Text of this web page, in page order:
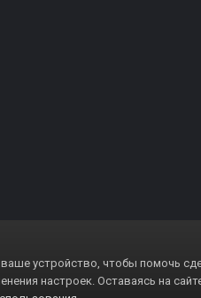
ваше устройство, чтобы помочь
настроек. Оставаясь на